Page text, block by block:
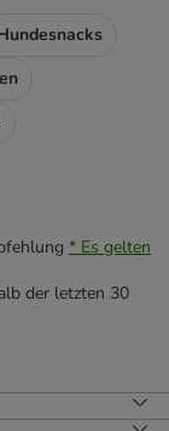
* Es gelten
der letzten 30